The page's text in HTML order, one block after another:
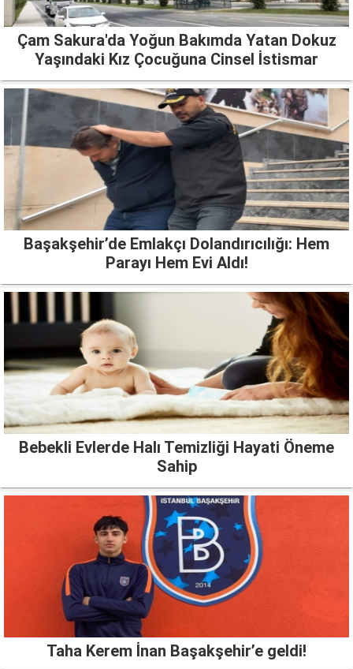
Çam Sakura'da Yoğun Bakımda Yatan Dokuz
Yaşındaki Kız Çocuğuna Cinsel İstismar
Başakşehir’de Emlakçı Dolandırıcılığı: Hem
Parayı Hem Evi Aldı!
Bebekli Evlerde Halı Temizliği Hayati Öneme
Sahip
Taha Kerem İnan Başakşehir’e geldi!